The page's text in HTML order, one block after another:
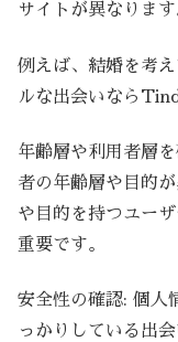
サイトが異なります
例えば、結婚を考
ルな出会いなら
年齢層や利用者層
者の年齢層や目的
や目的を持つユー
重要です。
安全性の確認: 個人
っかりしている出